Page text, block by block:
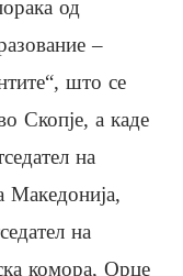
од
–
што се
Скопје, а каде
на
Македонија,
на
комора, Орце